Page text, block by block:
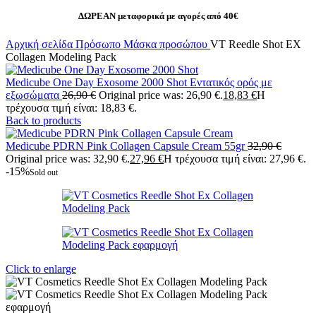
ΔΩΡΕΑΝ μεταφορικά με αγορές από 40€
Αρχική σελίδα Πρόσωπο Μάσκα προσώπου VT Reedle Shot EX
Collagen Modeling Pack
Medicube One Day Exosome 2000 Shot Εντατικός ορός με
εξωσώματα 26,90€ Original price was: 26,90 €.18,83 €Η
τρέχουσα τιμή είναι: 18,83 €.
Back to products
Medicube PDRN Pink Collagen Capsule Cream 55gr32,90€
Original price was: 32,90 €.27,96 €Η τρέχουσα τιμή είναι: 27,96 €.
-15%Sold out
Click to enlarge